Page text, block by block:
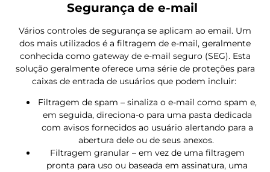
Segurança de e-mail
Vários controles de segurança se aplicam ao email. Um
dos mais utilizados é a filtragem de e-mail, geralmente
conhecida como gateway de e-mail seguro (SEG). Esta
solução geralmente oferece uma série de proteções para
caixas de entrada de usuários que podem incluir:
Filtragem de spam – sinaliza o e-mail como spam e,
em seguida, direciona-o para uma pasta dedicada
com avisos fornecidos ao usuário alertando para a
abertura dele ou de seus anexos.
Filtragem granular – em vez de uma filtragem
pronta para uso ou baseada em assinatura, uma